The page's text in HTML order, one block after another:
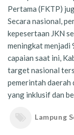
Pertama (FKTP)
Secara nasional,
kepesertaan JKN
meningkat menjadi
capaian saat ini,
target nasional
pemerintah daerah
yang inklusif dan
Lampung